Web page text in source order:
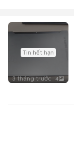
Tin hết hạn
3 tháng trước 4